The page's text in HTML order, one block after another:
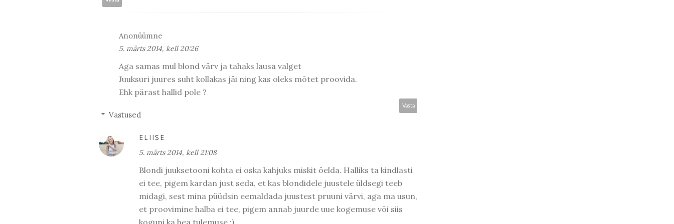
Anonüümne
5. märts 2014, kell 20:26
Aga samas mul blond värv ja tahaks lausa valget
Juuksuri juures suht kollakas jäi ning kas oleks mõtet proovida.
Ehk pärast hallid pole ?
Vasta
Vastused
ELIISE
5. märts 2014, kell 21:08
Blondi juuksetooni kohta ei oska kahjuks miskit öelda. Halliks ta kindlasti
ei tee, pigem kardan just seda, et kas blondidele juustele üldsegi teeb
midagi, sest mina püüdsin eemaldada juustest pruuni värvi, aga ma usun,
et proovimine halba ei tee, pigem annab juurde uue kogemuse või siis
koguni ka hea tulemuse :)